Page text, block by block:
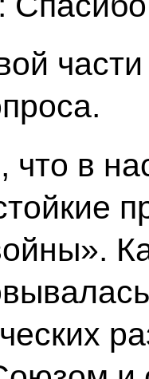
что в